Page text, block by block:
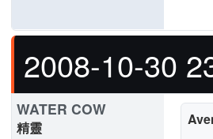
2008-10-30
WATER COW
精靈